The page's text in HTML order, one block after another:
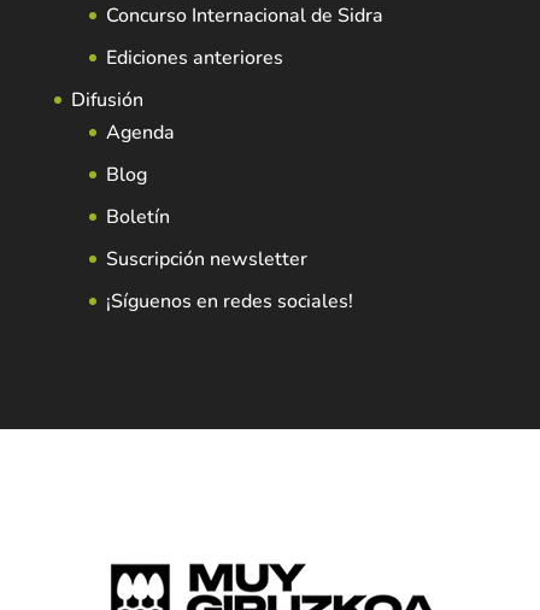
Concurso Internacional de Sidra
Ediciones anteriores
Difusión
Agenda
Blog
Boletín
Suscripción newsletter
¡Síguenos en redes sociales!